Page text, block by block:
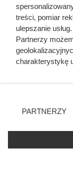
treści, pomiar
ulepszanie
Partnerzy
charakterystykę
zmienić/
znajdujący się
użytkownika,
przetwarzaniu.
PARTNERZY